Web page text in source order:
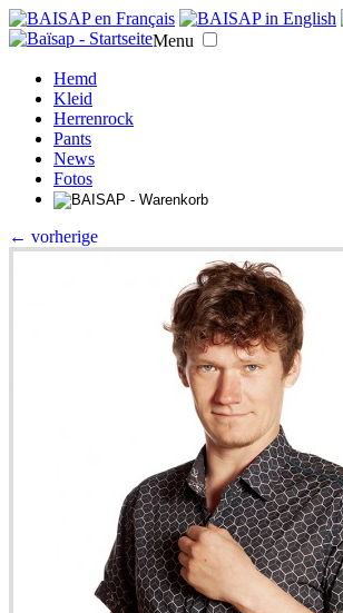
Menu
Hemd
Kleid
Herrenrock
Pants
News
Fotos
← vorherige